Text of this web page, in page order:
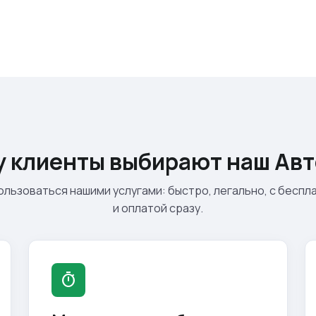
клиенты выбирают наш
нашими услугами: быстро, легально, с
и оплатой сразу.
timer